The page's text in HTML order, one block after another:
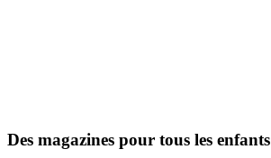
Des magazines pour tous les enfants